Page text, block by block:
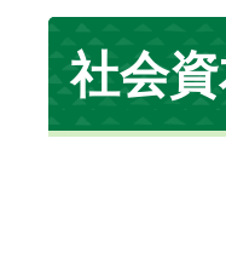
の
位
置社会